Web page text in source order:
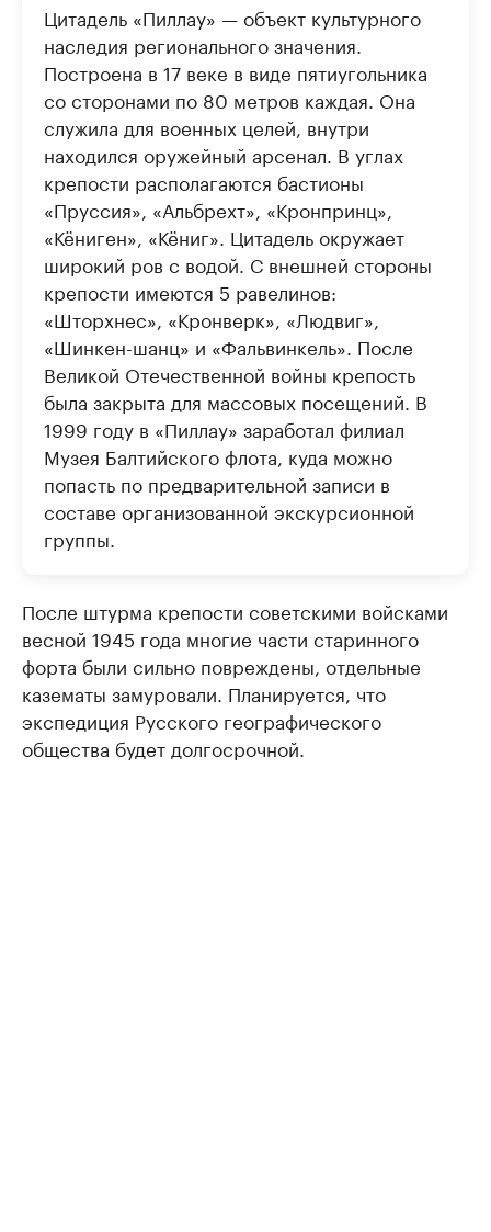
Цитадель «Пиллау» — объект культурного
наследия регионального значения.
Построена в 17 веке в виде пятиугольника
со сторонами по 80 метров каждая. Она
служила для военных целей, внутри
находился оружейный арсенал. В углах
крепости располагаются бастионы
«Пруссия», «Альбрехт», «Кронпринц»,
«Кёниген», «Кёниг». Цитадель окружает
широкий ров с водой. С внешней стороны
крепости имеются 5 равелинов:
«Шторхнес», «Кронверк», «Людвиг»,
«Шинкен-шанц» и «Фальвинкель». После
Великой Отечественной войны крепость
была закрыта для массовых посещений. В
1999 году в «Пиллау» заработал филиал
Музея Балтийского флота, куда можно
попасть по предварительной записи в
составе организованной экскурсионной
группы.
После штурма крепости советскими войсками
весной 1945 года многие части старинного
форта были сильно повреждены, отдельные
казематы замуровали. Планируется, что
экспедиция Русского географического
общества будет долгосрочной.